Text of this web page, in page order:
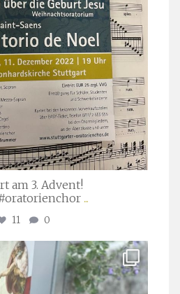
am 3. Advent!
...
11 0
Juli 23